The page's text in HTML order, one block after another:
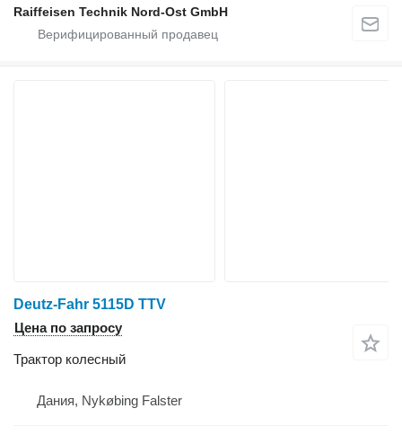
Raiffeisen Technik Nord-Ost GmbH
Deutz-Fahr 5115D TTV
Цена по запросу
Трактор колесный
Дания, Nykøbing Falster